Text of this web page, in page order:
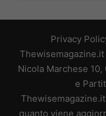
Privacy
Nicola Marchese 10,
e
quanto viene